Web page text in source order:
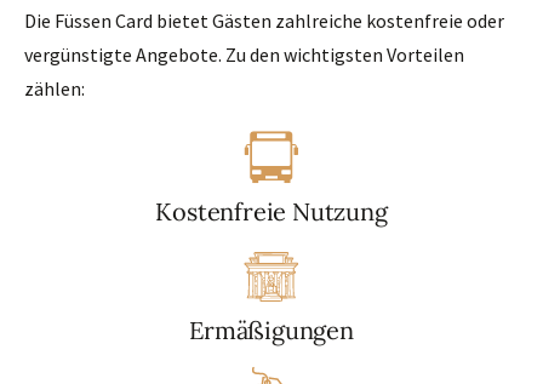
Die Füssen Card bietet Gästen zahlreiche kostenfreie oder
vergünstigte Angebote. Zu den wichtigsten Vorteilen
zählen:
Kostenfreie Nutzung
Ermäßigungen